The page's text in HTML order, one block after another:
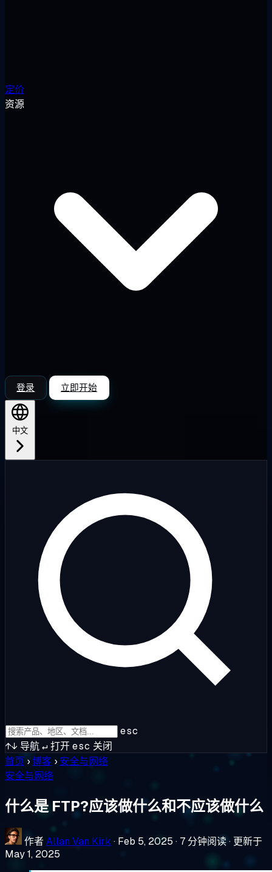
定价
资源
登录 立即开始
中文
esc
↑↓ 导航↵打开esc 关闭
首页 ›博客 › 安全与网络
安全与网络
什么是 FTP?应该做什么和不应该做什么
作者Allan Van Kirk · Feb 5, 2025 · 7 分钟阅读· 更新于
May 1, 2025